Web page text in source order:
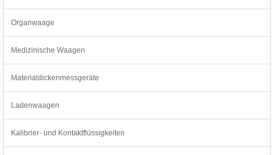
Organwaage
Medizinische Waagen
Materialdickenmessgeräte
Ladenwaagen
Kalibrier- und Kontaktflüssigkeiten